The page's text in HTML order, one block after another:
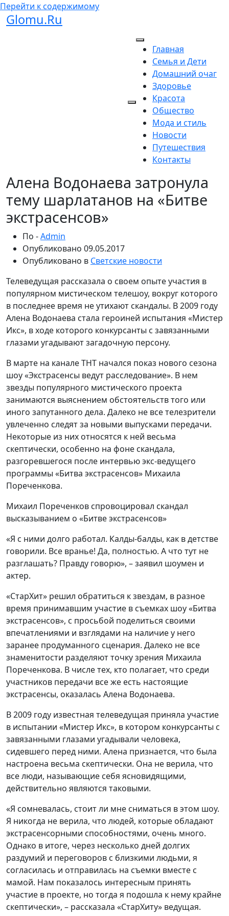
Перейти к содержимому
Glomu.Ru
Главная
Семья и Дети
Домашний очаг
Здоровье
Красота
Общество
Мода и стиль
Новости
Путешествия
Контакты
Алена Водонаева затронула
тему шарлатанов на «Битве
экстрасенсов»
По -Admin
Опубликовано 09.05.2017
Опубликовано в Светские новости
Телеведущая рассказала о своем опыте участия в
популярном мистическом телешоу, вокруг которого
в последнее время не утихают скандалы. В 2009 году
Алена Водонаева стала героиней испытания «Мистер
Икс», в ходе которого конкурсанты с завязанными
глазами угадывают загадочную персону.
В марте на канале ТНТ начался показ нового сезона
шоу «Экстрасенсы ведут расследование». В нем
звезды популярного мистического проекта
занимаются выяснением обстоятельств того или
иного запутанного дела. Далеко не все телезрители
увлеченно следят за новыми выпусками передачи.
Некоторые из них относятся к ней весьма
скептически, особенно на фоне скандала,
разгоревшегося после интервью экс-ведущего
программы «Битва экстрасенсов» Михаила
Пореченкова.
Михаил Пореченков спровоцировал скандал
высказыванием о «Битве экстрасенсов»
«Я с ними долго работал. Калды-балды, как в детстве
говорили. Все вранье! Да, полностью. А что тут не
разглашать? Правду говорю», – заявил шоумен и
актер.
«СтарХит» решил обратиться к звездам, в разное
время принимавшим участие в съемках шоу «Битва
экстрасенсов», с просьбой поделиться своими
впечатлениями и взглядами на наличие у него
заранее продуманного сценария. Далеко не все
знаменитости разделяют точку зрения Михаила
Пореченкова. В числе тех, кто полагает, что среди
участников передачи все же есть настоящие
экстрасенсы, оказалась Алена Водонаева.
В 2009 году известная телеведущая приняла участие
в испытании «Мистер Икс», в котором конкурсанты с
завязанными глазами угадывали человека,
сидевшего перед ними. Алена признается, что была
настроена весьма скептически. Она не верила, что
все люди, называющие себя ясновидящими,
действительно являются таковыми.
«Я сомневалась, стоит ли мне сниматься в этом шоу.
Я никогда не верила, что людей, которые обладают
экстрасенсорными способностями, очень много.
Однако в итоге, через несколько дней долгих
раздумий и переговоров с близкими людьми, я
согласилась и отправилась на съемки вместе с
мамой. Нам показалось интересным принять
участие в проекте, но тогда я подошла к нему крайне
скептически», – рассказала «СтарХиту» ведущая.